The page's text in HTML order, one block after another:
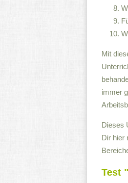
Mit
immer
Dieses
Dir hier
Test